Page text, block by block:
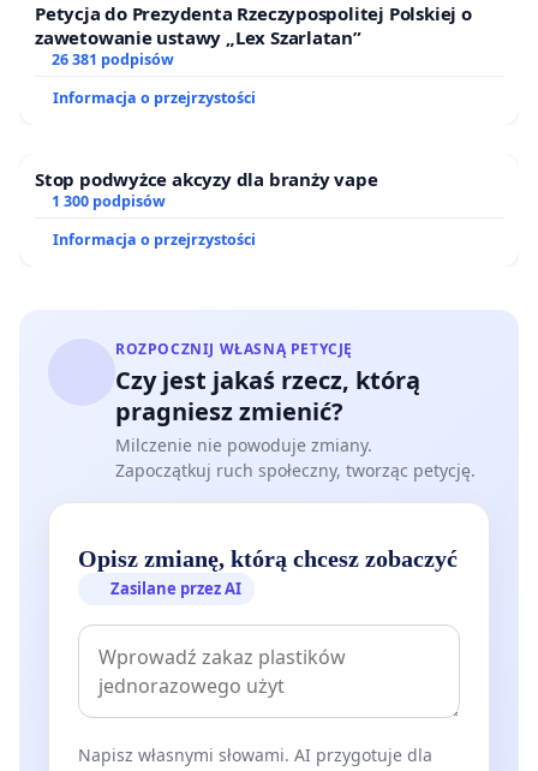
Petycja do Prezydenta Rzeczypospolitej Polskiej o
zawetowanie ustawy „Lex Szarlatan”
26 381 podpisów
Informacja o przejrzystości
Stop podwyżce akcyzy dla branży vape
1 300 podpisów
Informacja o przejrzystości
ROZPOCZNIJ WŁASNĄ PETYCJĘ
Czy jest jakaś rzecz, którą
pragniesz zmienić?
Milczenie nie powoduje zmiany.
Zapoczątkuj ruch społeczny, tworząc petycję.
Opisz zmianę, którą chcesz zobaczyć
Zasilane przez AI
Napisz własnymi słowami. AI przygotuje dla